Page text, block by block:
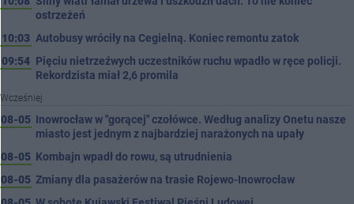
ostrzeżeń
10:03 Autobusy wróciły na Cegielną. Koniec remontu zatok
09:54 Pięciu nietrzeźwych uczestników ruchu wpadło w ręce policji.
Rekordzista miał 2,6 promila
Wcześniej
08-05 Inowrocław w "gorącej" czołówce. Według analizy Onetu nasze
miasto jest jednym z najbardziej narażonych na upały
08-05 Kombajn wpadł do rowu, są utrudnienia
08-05 Zmiany dla pasażerów na trasie Rojewo-Inowrocław